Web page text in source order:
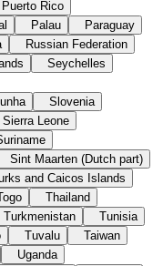
Puerto Rico
Palau
Paraguay
Russian Federation
Seychelles
Slovenia
Sierra Leone
Sint Maarten (Dutch part)
and Caicos Islands
Thailand
Turkmenistan
Tunisia
Tuvalu
Taiwan
Uganda